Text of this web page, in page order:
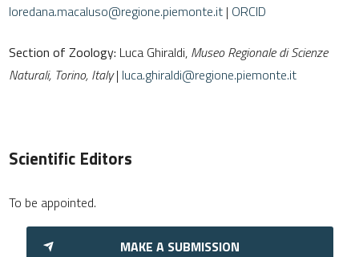
loredana.macaluso@regione.piemonte.it | ORCID
Section of Zoology: Luca Ghiraldi, Museo Regionale di Scienze
Naturali, Torino, Italy| luca.ghiraldi@regione.piemonte.it
Scientific Editors
To be appointed.
MAKE A SUBMISSION